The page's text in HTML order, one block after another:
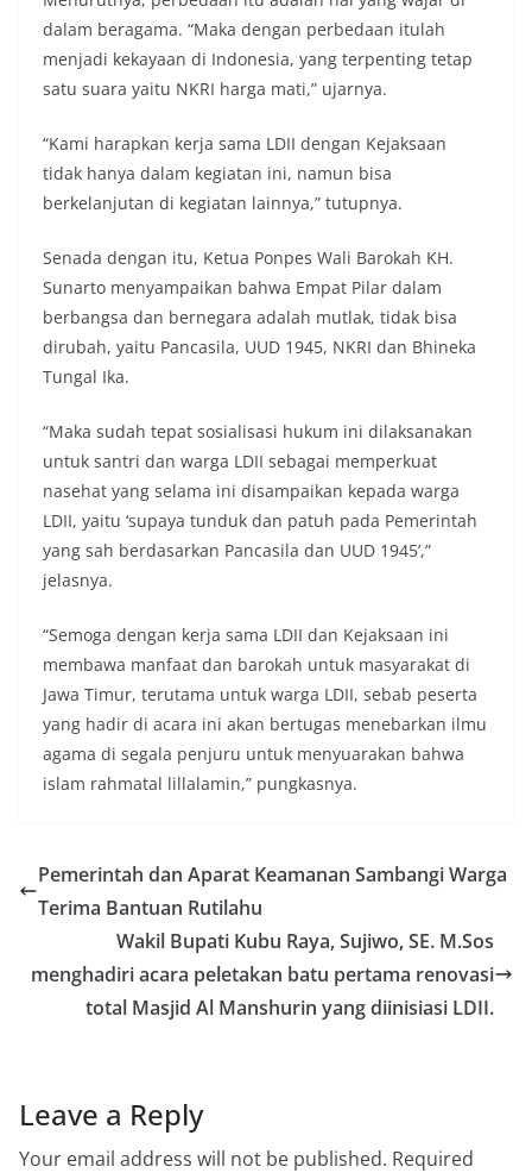
dalam beragama. “Maka dengan perbedaan itulah
menjadi kekayaan di Indonesia, yang terpenting tetap
satu suara yaitu NKRI harga mati,” ujarnya.
“Kami harapkan kerja sama LDII dengan Kejaksaan
tidak hanya dalam kegiatan ini, namun bisa
berkelanjutan di kegiatan lainnya,” tutupnya.
Senada dengan itu, Ketua Ponpes Wali Barokah KH.
Sunarto menyampaikan bahwa Empat Pilar dalam
berbangsa dan bernegara adalah mutlak, tidak bisa
dirubah, yaitu Pancasila, UUD 1945, NKRI dan Bhineka
Tungal Ika.
“Maka sudah tepat sosialisasi hukum ini dilaksanakan
untuk santri dan warga LDII sebagai memperkuat
nasehat yang selama ini disampaikan kepada warga
LDII, yaitu ‘supaya tunduk dan patuh pada Pemerintah
yang sah berdasarkan Pancasila dan UUD 1945’,”
jelasnya.
“Semoga dengan kerja sama LDII dan Kejaksaan ini
membawa manfaat dan barokah untuk masyarakat di
Jawa Timur, terutama untuk warga LDII, sebab peserta
yang hadir di acara ini akan bertugas menebarkan ilmu
agama di segala penjuru untuk menyuarakan bahwa
islam rahmatal lillalamin,” pungkasnya.
Pemerintah dan Aparat Keamanan Sambangi Warga
Terima Bantuan Rutilahu
Wakil Bupati Kubu Raya, Sujiwo, SE. M.Sos
menghadiri acara peletakan batu pertama renovasi
total Masjid Al Manshurin yang diinisiasi LDII.
Leave a Reply
Your email address will not be published. Required